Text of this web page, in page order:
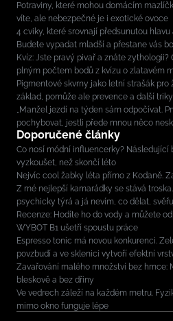
Potraviny, které mohou domácím
víte, ale nebezpečné je i exotické ovoce
4 cviky, které srovnají předsunutou
Budete vypadat mladší a přestane vás
Kvíz: Jste pravý pivař a znáte
plným počtem bodů z kvízu o zlatavém
Pigmentové skvrny jako letní strašák pro
základ, pomůže ale prevence a další triky
„Manžel jezdí na týden sám odpočívat.
pochybovat, jestli přede mnou něco
Doporučené články
Co nosí módní influencerky? Následující
vyzkoušet, než skončí léto
Nejvíc cool žabky léta přímo z Kodaně.
Z mé nejlepší kamarádky se stává
psychicky týrá a já nevím, co dělat,
Recenze: Hodíte ho do vody a můžete
WYBOT B1 ušetří spoustu práce
Espresso tonic má novou konkurenci.
povzbudí a ve sklenici vytvoří efektní
Zavařování malého množství bez hrnce:
bleskově a bez dřiny
Ve vedrech záleží na každém metru.
mimo okno funguje lépe